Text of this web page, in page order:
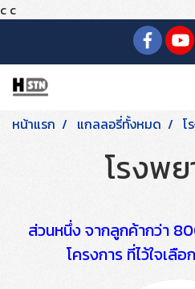
c c
หน้าแรก แกลลอรี่ทั้งหมด โ
โรงพ
ส่วนหนึ่ง จากลูกค้ากว่า
โครงการ ที่ไว้ใจเลือ